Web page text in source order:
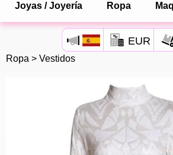
Joyas / Joyería Ropa
EUR
Ropa > VestidosAbre tu menú de Safari.
y toca AÑADIR A LA
onlinedragshop ahora está